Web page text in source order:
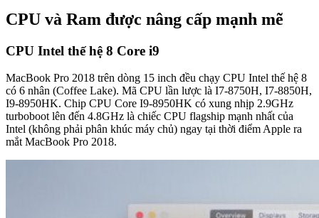
CPU và Ram được nâng cấp mạnh mẽ
CPU Intel thế hệ 8 Core i9
MacBook Pro 2018 trên dòng 15 inch đều chạy CPU Intel thế hệ 8
có 6 nhân (Coffee Lake). Mã CPU lần lược là I7-8750H, I7-8850H,
I9-8950HK. Chip CPU Core I9-8950HK có xung nhịp 2.9GHz
turboboot lên đến 4.8GHz là chiếc CPU flagship mạnh nhất của
Intel (không phải phân khúc máy chủ) ngay tại thời điểm Apple ra
mắt MacBook Pro 2018.